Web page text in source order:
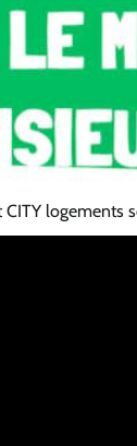
logements